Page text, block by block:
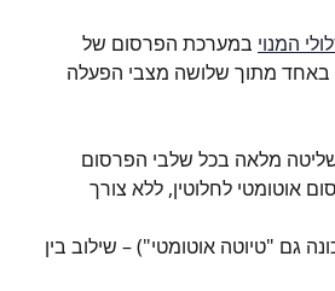
המנוי במערכת הפרסום של
באחד מתוך שלושה מצבי הפעלה
מלאה בכל שלבי הפרסום
אוטומטי לחלוטין, ללא צורך
גם "טיוטה אוטומטי") – שילוב בין